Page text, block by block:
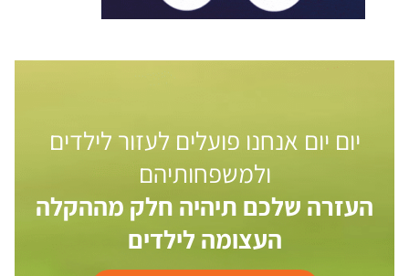
יום יום אנחנו פועלים לעזור לילדים
ולמשפחותיהם
העזרה שלכם תיהיה חלק מההקלה
העצומה לילדים